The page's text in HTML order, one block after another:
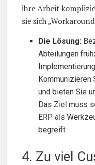
ihre Arbeit
sie sich
Die Lösung:
Abteilungen
Kommunizieren
und bieten Sie
Das Ziel muss
ERP als
begreift.
4. Zu viel